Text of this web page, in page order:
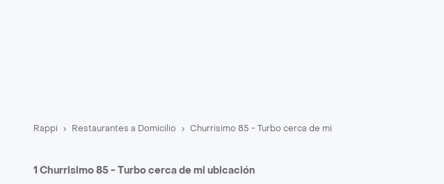
Rappi Restaurantes a Domicilio Churrisimo 85 - Turbo cerca de mi
1 Churrisimo 85 - Turbo cerca de mi ubicación